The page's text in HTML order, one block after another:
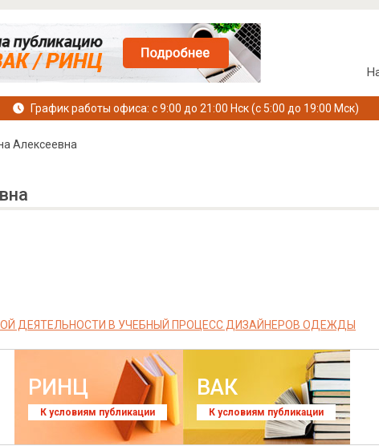
График работы офиса: с 9:00 до 21:00 Нск (с 5:00 до 19:00 Мск)
Алексеевна
ДЕЯТЕЛЬНОСТИ В УЧЕБНЫЙ ПРОЦЕСС ДИЗАЙНЕРОВ ОДЕЖДЫ
РИНЦ
К условиям публикации
ВАК
К условиям публикации